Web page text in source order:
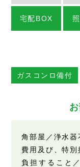
宅配BOX
ガスコンロ備付
角部屋／浄水
費用及び、特
負担すること